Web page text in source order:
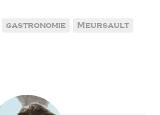
gastronomie
Meursault